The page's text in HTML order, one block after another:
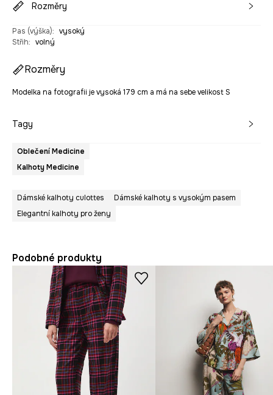
Rozměry
Pas (výška): vysoký
Střih: volný
Rozměry
Modelka na fotografii je vysoká 179 cm a má na sebe velikost S
Tagy
Oblečení Medicine
Kalhoty Medicine
Dámské kalhoty culottes
Dámské kalhoty s vysokým pasem
Elegantní kalhoty pro ženy
Podobné produkty